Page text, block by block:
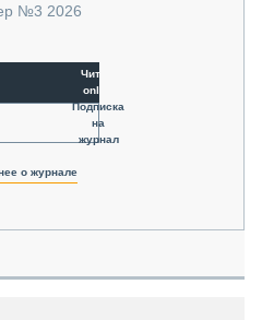
№3 2026
Читать
online
Подписка
на
журнал
о журнале